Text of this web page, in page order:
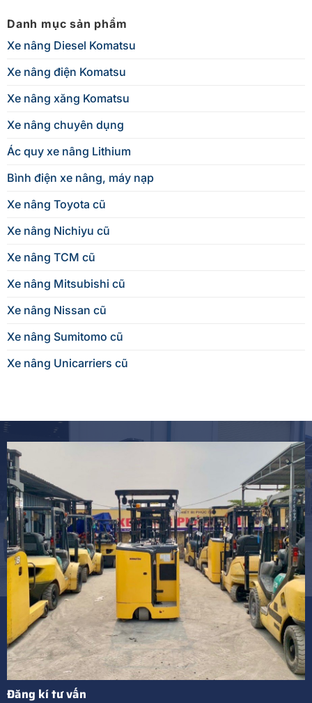
Danh mục sản phẩm
Xe nâng Diesel Komatsu
Xe nâng điện Komatsu
Xe nâng xăng Komatsu
Xe nâng chuyên dụng
Ác quy xe nâng Lithium
Bình điện xe nâng, máy nạp
Xe nâng Toyota cũ
Xe nâng Nichiyu cũ
Xe nâng TCM cũ
Xe nâng Mitsubishi cũ
Xe nâng Nissan cũ
Xe nâng Sumitomo cũ
Xe nâng Unicarriers cũ
Đăng kí tư vấn